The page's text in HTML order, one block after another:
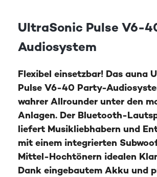
UltraSonic Pulse V6-
Audiosystem
Flexibel einsetzbar! Das auna
Pulse V6-40 Party-
wahrer Allrounder unter den
Anlagen. Der Bluetooth-
liefert Musikliebhabern und
mit einem integrierten
Mittel-Hochtönern idealen
Dank eingebautem Akku und